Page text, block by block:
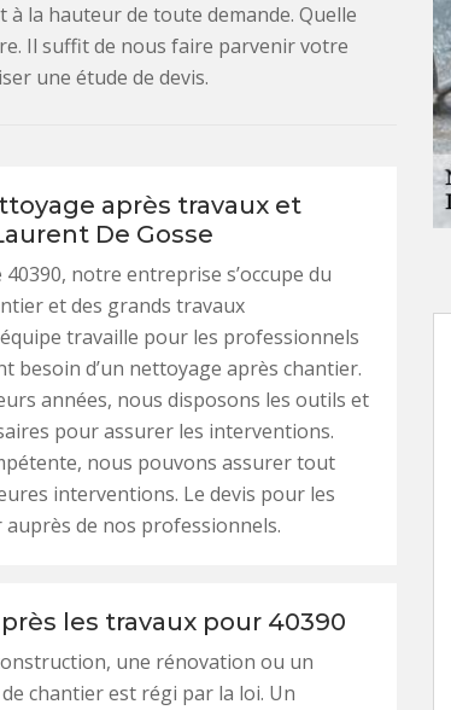
la hauteur de toute demande. Quelle
Il suffit de nous faire parvenir votre
une étude de devis.
après travaux et
De Gosse
notre entreprise s’occupe du
et des grands travaux
travaille pour les professionnels
besoin d’un nettoyage après chantier.
années, nous disposons les outils et
pour assurer les interventions.
nous pouvons assurer tout
interventions. Le devis pour les
de nos professionnels.
les travaux pour 40390
une rénovation ou un
chantier est régi par la loi. Un